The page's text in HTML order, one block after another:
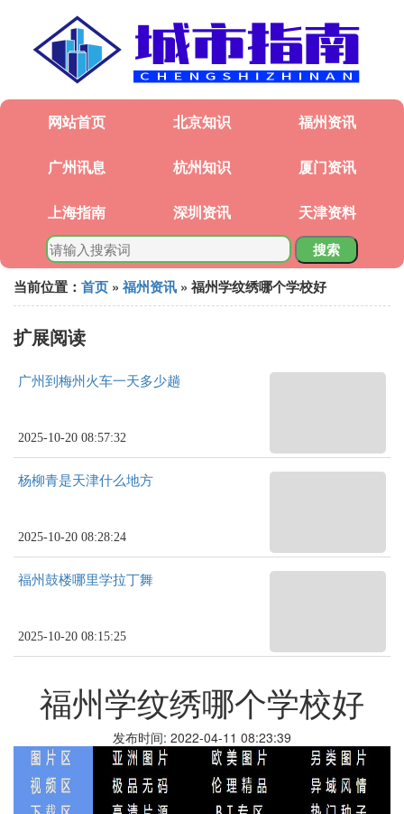
网站首页 北京知识 福州资讯
广州讯息 杭州知识 厦门资讯
上海指南 深圳资讯 天津资料
搜索
当前位置： 首页 » 福州资讯 » 福州学纹绣哪个学校好
扩展阅读
广州到梅州火车一天多少趟
2025-10-20 08:57:32
杨柳青是天津什么地方
2025-10-20 08:28:24
福州鼓楼哪里学拉丁舞
2025-10-20 08:15:25
福州学纹绣哪个学校好
发布时间: 2022-04-11 08:23:39